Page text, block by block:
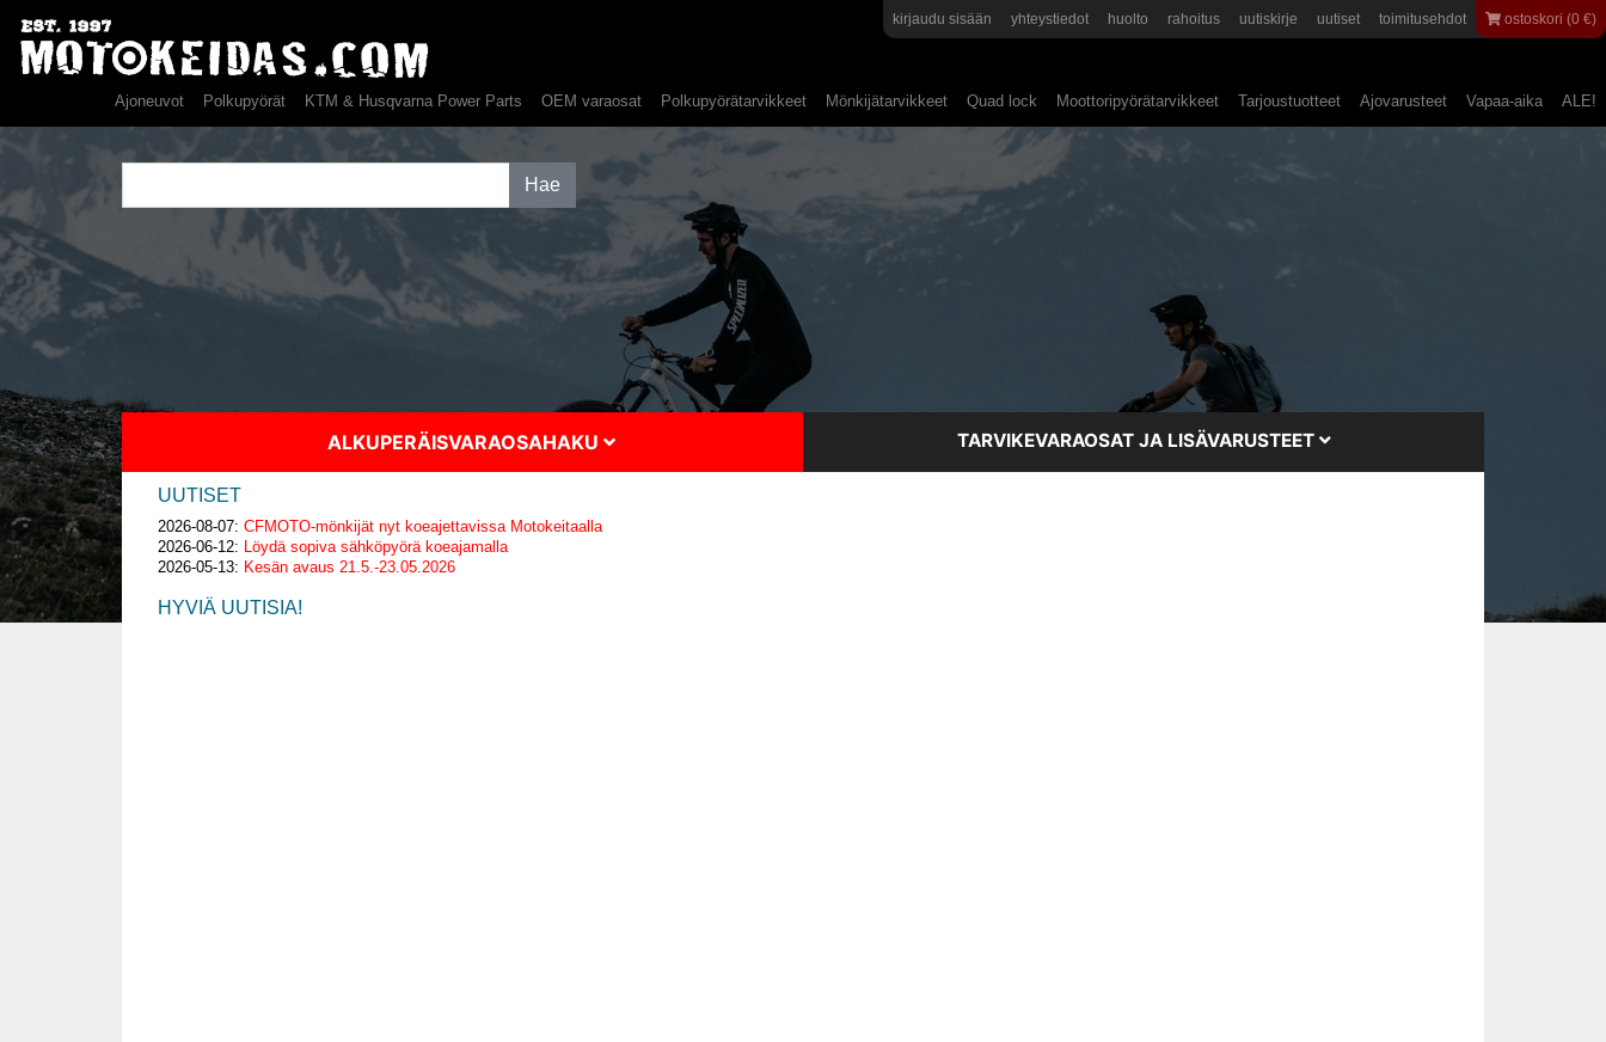
kirjaudu sisään yhteystiedot huolto rahoitus uutiskirje uutiset toimitusehdot ostoskori (0 €)
Ajoneuvot Polkupyörät KTM & Husqvarna Power Parts OEM varaosat Polkupyörätarvikkeet Mönkijätarvikkeet Quad lock Moottoripyörätarvikkeet Tarjoustuotteet Ajovarusteet Vapaa-aika ALE!
ALKUPERÄISVARAOSAHAKU TARVIKEVARAOSAT JA LISÄVARUSTEET
UUTISET
2026-08-07: CFMOTO-mönkijät nyt koeajettavissa Motokeitaalla
2026-06-12:
Löydä sopiva sähköpyörä koeajamalla
2026-05-13: Kesän avaus 21.5.-23.05.2026
HYVIÄ UUTISIA!